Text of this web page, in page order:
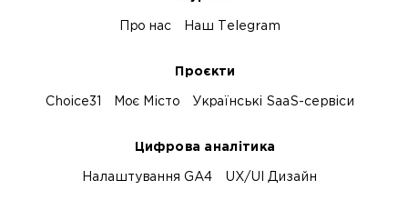
Про нас Наш Telegram
Проєкти
Choice31 Моє Місто Українські SaaS-сервіси
Цифрова аналітика
Налаштування GA4 UX/UI Дизайн